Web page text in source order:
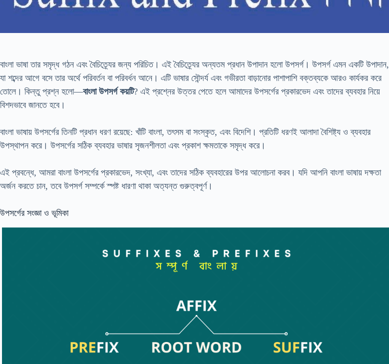
বাংলা ভাষা তার সমৃদ্ধ গঠন এবং বৈচিত্র্যের জন্য পরিচিত। এই বৈচিত্র্যের অন্যতম প্রধান উপাদান হলো উপসর্গ। উপসর্গ এমন একটি উপাদান,
যা শব্দের আগে বসে তার অর্থে পরিবর্তন বা পরিবর্ধন আনে। এটি ভাষার সৌন্দর্য এবং গভীরতা বাড়ানোর পাশাপাশি বক্তব্যকে আরও কার্যকর করে
তোলে। কিন্তু প্রশ্ন হলো—বাংলা উপসর্গ কয়টি? এই প্রশ্নের উত্তর পেতে হলে আমাদের উপসর্গের প্রকারভেদ এবং তাদের ব্যবহার নিয়ে
বিশদভাবে জানতে হবে।
বাংলা ভাষায় উপসর্গের তিনটি প্রধান ধরণ রয়েছে: খাঁটি বাংলা, তৎসম বা সংস্কৃত, এবং বিদেশি। প্রতিটি ধরণই আলাদা বৈশিষ্ট্য ও ব্যবহার
উপস্থাপন করে। উপসর্গের সঠিক ব্যবহার ভাষার সৃজনশীলতা এবং প্রকাশ ক্ষমতাকে সমৃদ্ধ করে।
এই প্রবন্ধে, আমরা বাংলা উপসর্গের প্রকারভেদ, সংখ্যা, এবং তাদের সঠিক ব্যবহারের উপর আলোচনা করব। যদি আপনি বাংলা ভাষায় দক্ষতা
অর্জন করতে চান, তবে উপসর্গ সম্পর্কে স্পষ্ট ধারণা থাকা অত্যন্ত গুরুত্বপূর্ণ।
উপসর্গের সংজ্ঞা ও ভূমিকা